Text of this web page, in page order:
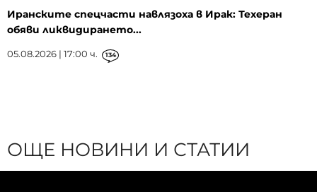
Иранските спецчасти навлязоха в Ирак: Техеран
обяви ликвидирането...
05.08.2026 | 17:00 ч. 134
ОЩЕ НОВИНИ И СТАТИИ